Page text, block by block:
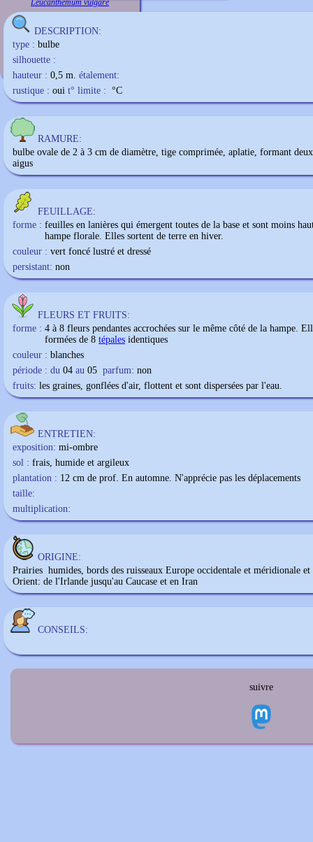
Leucanthemum vulgare
DESCRIPTION:
type : bulbe
silhouette :
hauteur : 0,5 m. étalement:
rustique : oui t° limite : °C
RAMURE:
bulbe ovale de 2 à 3 cm de diamètre, tige comprimée, aplatie, formant
aigus
FEUILLAGE:
forme : feuilles en lanières qui émergent toutes de la base et sont moins
hampe florale. Elles sortent de terre en hiver.
couleur : vert foncé lustré et dressé
persistant: non
FLEURS ET FRUITS:
forme : 4 à 8 fleurs pendantes accrochées sur le même côté de la hampe.
formées de 8 tépales identiques
couleur : blanches
période : du 04 au 05 parfum: non
fruits: les graines, gonflées d'air, flottent et sont dispersées par l'eau.
ENTRETIEN:
exposition: mi-ombre
sol : frais, humide et argileux
plantation : 12 cm de prof. En automne. N'apprécie pas les déplacements
taille:
multiplication:
ORIGINE:
Prairies humides, bords des ruisseaux Europe occidentale et méridionale
Orient: de l'Irlande jusqu'au Caucase et en Iran
CONSEILS:
suivre